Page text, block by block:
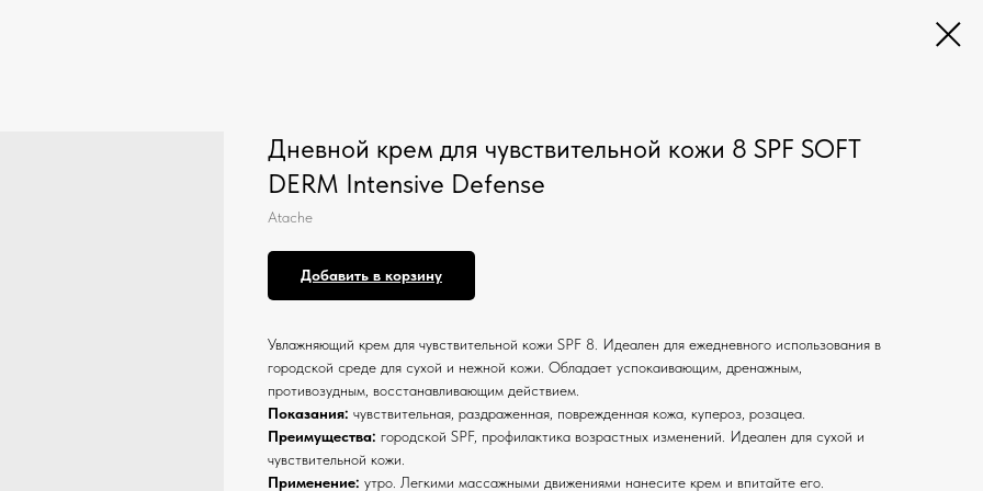
Дневной крем для чувствительной кожи 8 SPF SOFT
DERM Intensive Defense
Atache
Добавить в корзину
Увлажняющий крем для чувствительной кожи SPF 8. Идеален для ежедневного использования в
городской среде для сухой и нежной кожи. Обладает успокаивающим, дренажным,
противозудным, восстанавливающим действием.
Показания: чувствительная, раздраженная, поврежденная кожа, купероз, розацеа.
Преимущества: городской SPF, профилактика возрастных изменений. Идеален для сухой и
чувствительной кожи.
Применение: утро. Легкими массажными движениями нанесите крем и впитайте его.